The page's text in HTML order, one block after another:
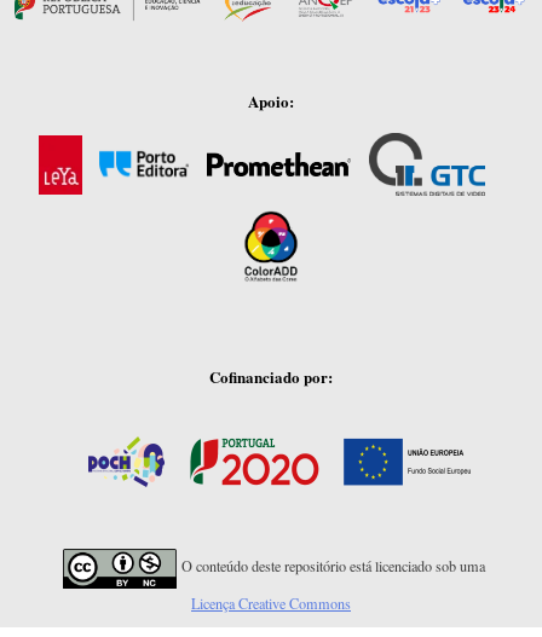
Apoio:
Cofinanciado por:
O conteúdo deste repositório está licenciado sob uma
Licença Creative Commons